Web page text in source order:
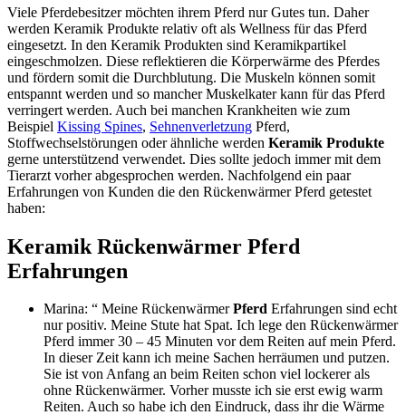
Viele Pferdebesitzer möchten ihrem Pferd nur Gutes tun. Daher
werden Keramik Produkte relativ oft als Wellness für das Pferd
eingesetzt. In den Keramik Produkten sind Keramikpartikel
eingeschmolzen. Diese reflektieren die Körperwärme des Pferdes
und fördern somit die Durchblutung. Die Muskeln können somit
entspannt werden und so mancher Muskelkater kann für das Pferd
verringert werden. Auch bei manchen Krankheiten wie zum
Beispiel Kissing Spines, Sehnenverletzung Pferd,
Stoffwechselstörungen oder ähnliche werden Keramik Produkte
gerne unterstützend verwendet. Dies sollte jedoch immer mit dem
Tierarzt vorher abgesprochen werden. Nachfolgend ein paar
Erfahrungen von Kunden die den Rückenwärmer Pferd getestet
haben:
Keramik Rückenwärmer Pferd
Erfahrungen
Marina: “ Meine RückenwärmerPferd Erfahrungen sind echt
nur positiv. Meine Stute hat Spat. Ich lege den Rückenwärmer
Pferd immer 30 – 45 Minuten vor dem Reiten auf mein Pferd.
In dieser Zeit kann ich meine Sachen herräumen und putzen.
Sie ist von Anfang an beim Reiten schon viel lockerer als
ohne Rückenwärmer. Vorher musste ich sie erst ewig warm
Reiten. Auch so habe ich den Eindruck, dass ihr die Wärme